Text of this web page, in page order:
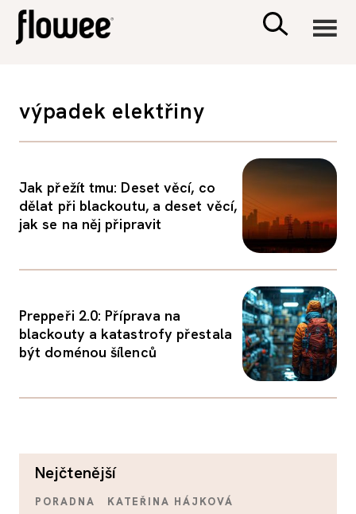
PSYCHOLOGIE
RODINA A DĚTI
PORADNA
výpadek elektřiny
Jak přežít tmu: Deset věcí, co
dělat při blackoutu, a deset věcí,
jak se na něj připravit
Preppeři 2.0: Příprava na
blackouty a katastrofy přestala
být doménou šílenců
nejčtenější
PORADNA KATEŘINA HÁJKOVÁ